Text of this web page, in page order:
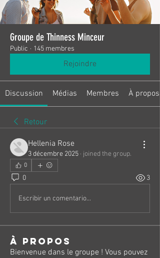
Groupe de Thinness Minceur
Public · 145 membres
Rejoindre
Discussion Médias Membres À propos
Retour
Hellenia Rose
3 décembre 2025 · joined the group.
0
0 3
Escribir un comentario...
À propos
Bienvenue dans le groupe ! Vous pouvez